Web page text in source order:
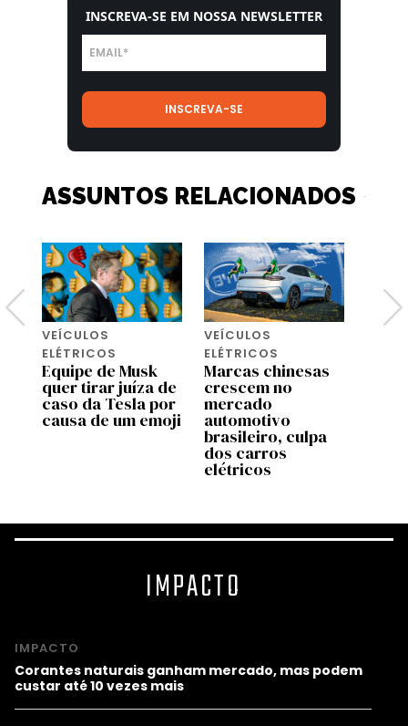
INSCREVA-SE EM NOSSA NEWSLETTER
ASSUNTOS RELACIONADOS
VEÍCULOS
ELÉTRICOS
Equipe de Musk
quer tirar juíza de
caso da Tesla por
causa de um emoji
VEÍCULOS
ELÉTRICOS
Marcas chinesas
crescem no
mercado
automotivo
brasileiro, culpa
dos carros
elétricos
IMPACTO
IMPACTO
Corantes naturais ganham mercado, mas podem
custar até 10 vezes mais